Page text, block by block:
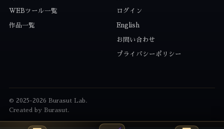
WEBツール一覧
作品一覧
ログイン
English
お問い合わせ
プライバシーポリシー
© 2025-2026 Burasut Lab.
Created by Burasut.